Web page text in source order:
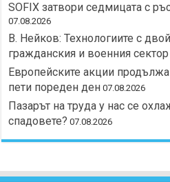
SOFIX затвори седмицата с
07.08.2026
В. Нейков: Технологиите с
гражданския и военния сектор
Европейските акции
пети пореден ден 07.08.2026
Пазарът на труда у нас се
спадовете? 07.08.2026